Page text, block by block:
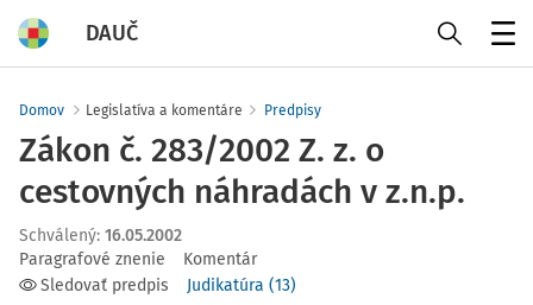
DAUČ
Domov Legislatíva a komentáre Predpisy
Zákon č. 283/2002 Z. z. o
cestovných náhradách v z.n.p.
Schválený: 16.05.2002
Paragrafové znenie
Komentár
Sledovať predpis
Judikatúra (13)